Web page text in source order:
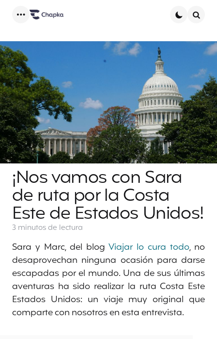
¡Nos vamos con Sara
de ruta por la Costa
Este de Estados Unidos!
3 minutosde lectura
Sara y Marc, del blog Viajar lo cura todo, no
desaprovechan ninguna ocasión para darse
escapadas por el mundo. Una de sus últimas
aventuras ha sido realizar la ruta Costa Este
Estados Unidos: un viaje muy original que
comparte con nosotros en esta entrevista.